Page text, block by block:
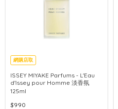
網購店取
ISSEY MIYAKE Parfums - L'Eau
d'Issey pour Homme 淡香氛
125ml
$990